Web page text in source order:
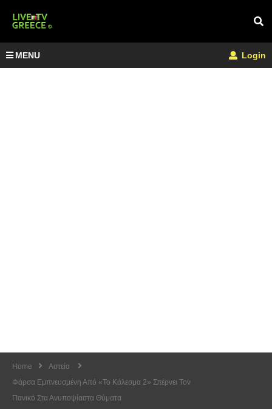
MENU Login
Home
Αστεία
Φάρσα Εμπνευσμένη Από «Το Κάλεσμα 2» Σπέρνει Τον
Πανικό Στα Ανυποψίαστα Θύματα